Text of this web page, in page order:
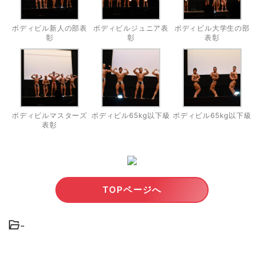
ボディビル新人の部表
彰
ボディビルジュニア表
彰
ボディビル大学生の部
表彰
ボディビルマスターズ
表彰
ボディビル65kg以下級 ボディビル65kg以下級
TOPページへ
-